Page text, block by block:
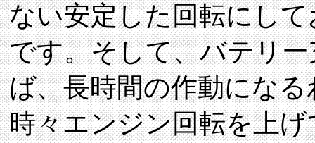
ない安定した回転にし
です。そして、バテリ
ば、長時間の作動にな
時々エンジン回転を上